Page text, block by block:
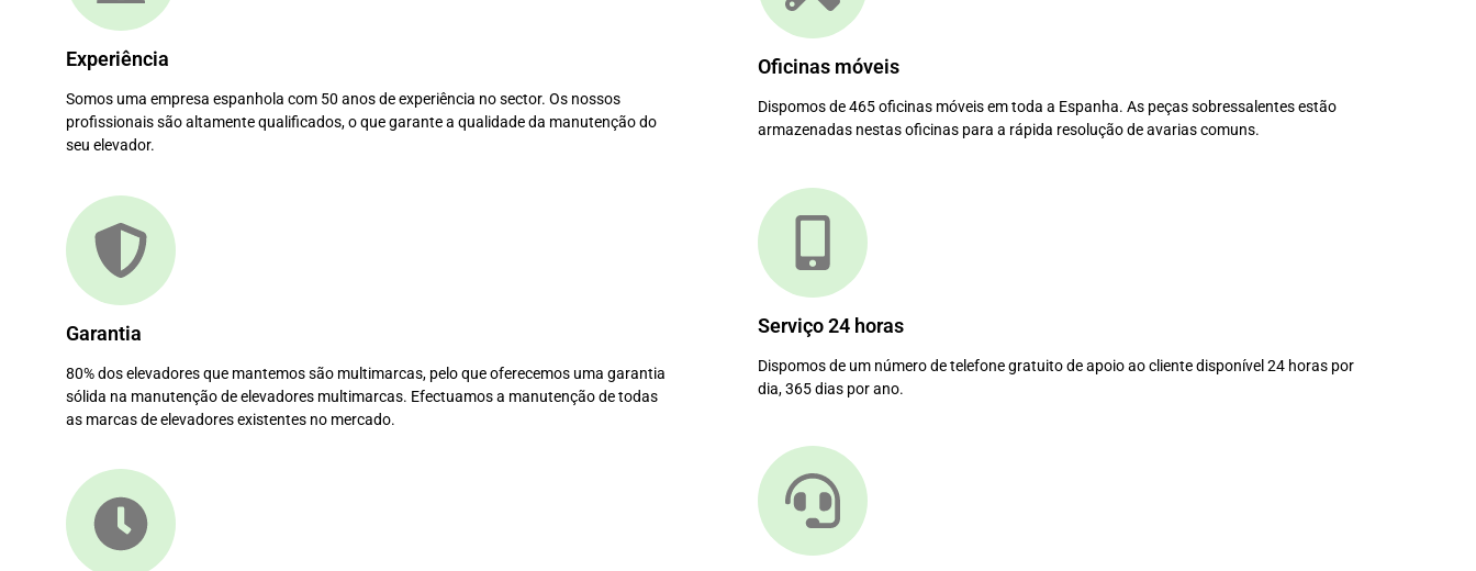
Experiência
Somos uma empresa espanhola com 50 anos de experiência no sector. Os nossos
profissionais são altamente qualificados, o que garante a qualidade da manutenção do
seu elevador.
Garantia
80% dos elevadores que mantemos são multimarcas, pelo que oferecemos uma garantia
sólida na manutenção de elevadores multimarcas. Efectuamos a manutenção de todas
as marcas de elevadores existentes no mercado.
Oficinas móveis
Dispomos de 465 oficinas móveis em toda a Espanha. As peças sobressalentes estão
armazenadas nestas oficinas para a rápida resolução de avarias comuns.
Serviço 24 horas
Dispomos de um número de telefone gratuito de apoio ao cliente disponível 24 horas por
dia, 365 dias por ano.